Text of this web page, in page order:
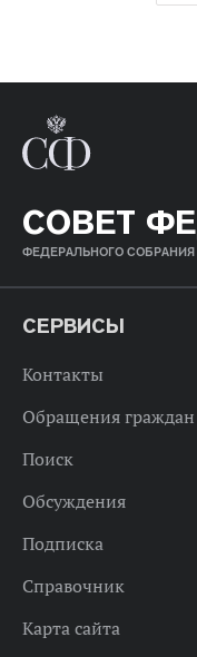
СОВЕТ
ФЕДЕРАЛЬНОГО
СЕРВИСЫ
Контакты
Обращения граждан
Поиск
Обсуждения
Подписка
Справочник
Карта сайта